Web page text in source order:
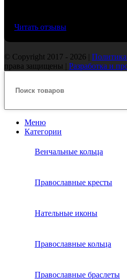
Читать отзывы
© Copyright 2017 - 2026 |
права защищены | Разработка и
Меню
Категории
Венчальные кольца
Православные кресты
Нательные иконы
Православные кольца
Православные браслеты